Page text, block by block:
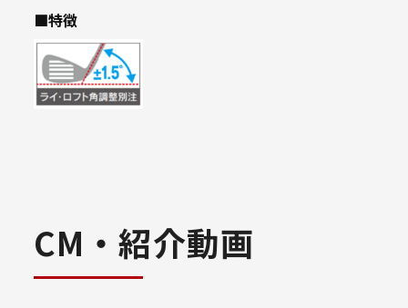
■特徴
CM・紹介動画